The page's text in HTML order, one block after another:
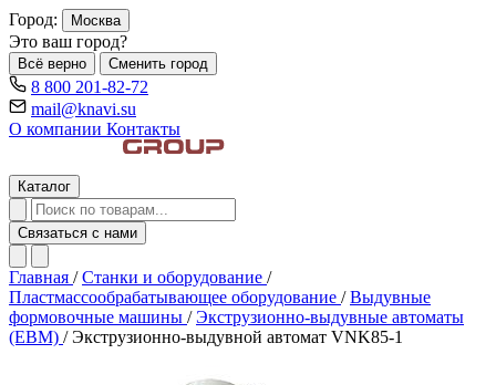
Город: Москва
Это ваш город?
Всё верно Сменить город
8 800 201-82-72
mail@knavi.su
О компании Контакты
Каталог
Связаться с нами
Главная / Станки и оборудование /
Пластмассообрабатывающее оборудование / Выдувные
формовочные машины / Экструзионно-выдувные автоматы
(EBM) / Экструзионно-выдувной автомат VNK85-1